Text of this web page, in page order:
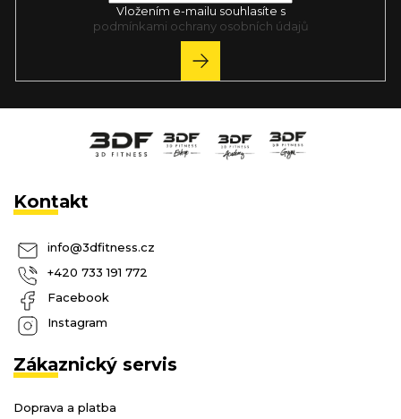
Vložením e-mailu souhlasíte s
podmínkami ochrany osobních údajů
PŘIHLÁSIT
SE
Kontakt
info@3dfitness.cz
+420 733 191 772
Facebook
Instagram
Zákaznický servis
Doprava a platba